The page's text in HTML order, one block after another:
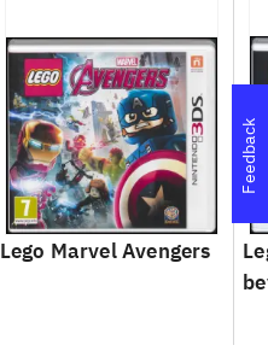
Lego Marvel Avengers
Feedback